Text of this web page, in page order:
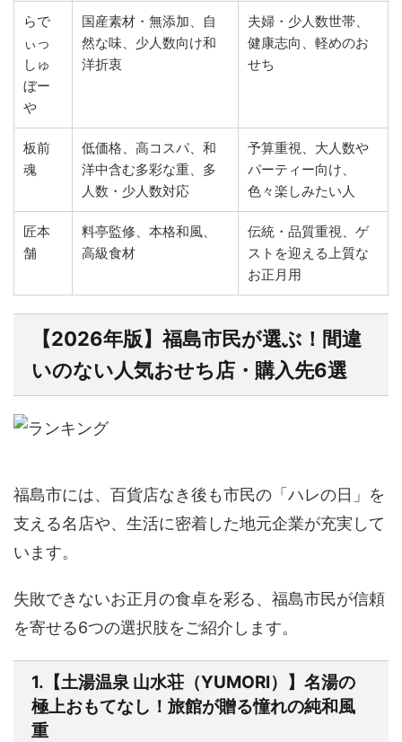
らで
ぃっ
しゅ
ぼー
や
国産素材・無添加、自
然な味、少人数向け和
洋折衷
夫婦・少人数世帯、
健康志向、軽めのお
せち
板前
魂
低価格、高コスパ、和
洋中含む多彩な重、多
人数・少人数対応
予算重視、大人数や
パーティー向け、
色々楽しみたい人
匠本
舗
料亭監修、本格和風、
高級食材
伝統・品質重視、ゲ
ストを迎える上質な
お正月用
【2026年版】福島市民が選ぶ！間違
いのない人気おせち店・購入先6選
福島市には、百貨店なき後も市民の「ハレの日」を
支える名店や、生活に密着した地元企業が充実して
います。
失敗できないお正月の食卓を彩る、 福島市民が信頼
を寄せる6つの選択肢をご紹介します。
1.【土湯温泉 山水荘（YUMORI）】名湯の
極上おもてなし！旅館が贈る憧れの純和風
重